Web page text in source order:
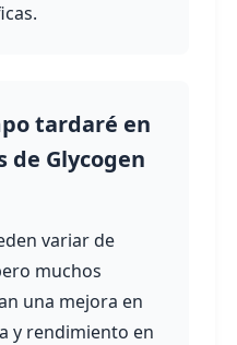
tardaré en
de Glycogen
variar de
muchos
una mejora en
y rendimiento en